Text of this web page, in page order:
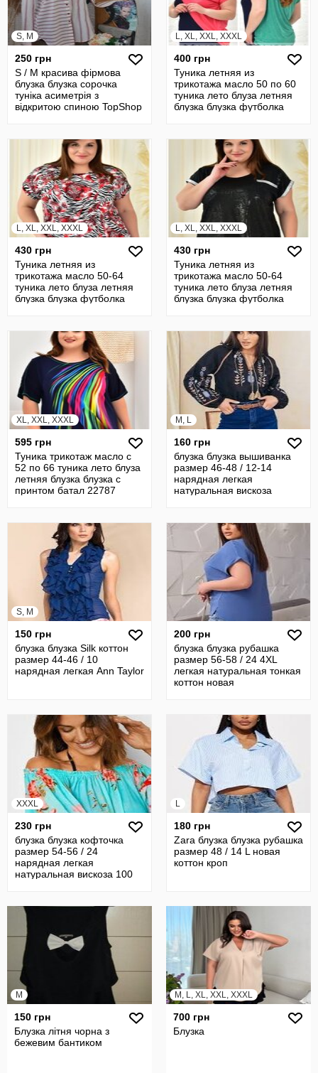
S, M
250 грн
S / М красива фірмова
блузка блузка сорочка
туніка асиметрія з
відкритою спиною TopShop
L, XL, XXL, XXXL
400 грн
Туника летняя из
трикотажа масло 50 по 60
туника лето блуза летняя
блузка блузка футболка
L, XL, XXL, XXXL
430 грн
Туника летняя из
трикотажа масло 50-64
туника лето блуза летняя
блузка блузка футболка
L, XL, XXL, XXXL
430 грн
Туника летняя из
трикотажа масло 50-64
туника лето блуза летняя
блузка блузка футболка
XL, XXL, XXXL
595 грн
Туника трикотаж масло с
52 по 66 туника лето блуза
летняя блузка блузка с
принтом батал 22787
M, L
160 грн
блузка блузка вышиванка
размер 46-48 / 12-14
нарядная легкая
натуральная вискоза
S, M
150 грн
блузка блузка Silk коттон
размер 44-46 / 10
нарядная легкая Ann Taylor
200 грн
блузка блузка рубашка
размер 56-58 / 24 4XL
легкая натуральная тонкая
коттон новая
XXXL
230 грн
блузка блузка кофточка
размер 54-56 / 24
нарядная легкая
натуральная вискоза 100
L
180 грн
Zara блузка блузка рубашка
размер 48 / 14 L новая
коттон кроп
M
150 грн
Блузка літня чорна з
бежевим бантиком
M, L, XL, XXL, XXXL
700 грн
Блузка